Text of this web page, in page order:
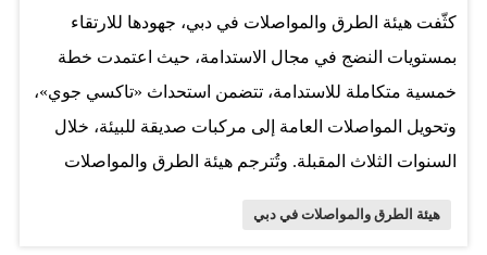
كثّفت هيئة الطرق والمواصلات في دبي، جهودها للارتقاء
بمستويات النضج في مجال الاستدامة، حيث اعتمدت خطة
خمسية متكاملة للاستدامة، تتضمن استحداث «تاكسي جوي»،
وتحويل المواصلات العامة إلى مركبات صديقة للبيئة، خلال
السنوات الثلاث المقبلة. وتُترجم هيئة الطرق والمواصلات
هيئة الطرق والمواصلات في دبي